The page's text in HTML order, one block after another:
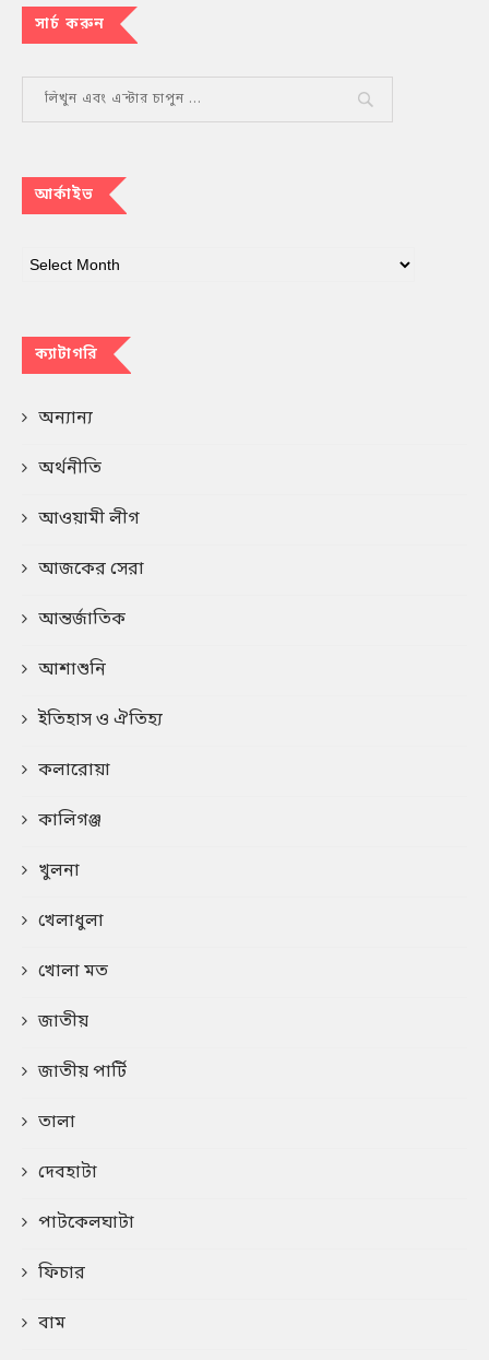
সার্চ করুন
আর্কাইভ
ক্যাটাগরি
অন্যান্য
অর্থনীতি
আওয়ামী লীগ
আজকের সেরা
আন্তর্জাতিক
আশাশুনি
ইতিহাস ও ঐতিহ্য
কলারোয়া
কালিগঞ্জ
খুলনা
খেলাধুলা
খোলা মত
জাতীয়
জাতীয় পার্টি
তালা
দেবহাটা
পাটকেলঘাটা
ফিচার
বাম